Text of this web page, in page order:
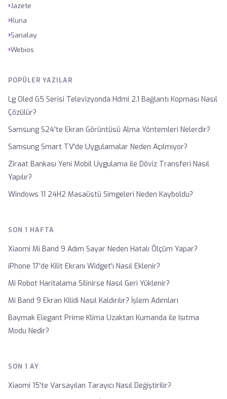
›Jazete
›Kuna
›Sanalay
›Webios
POPÜLER YAZILAR
Lg Oled G5 Serisi Televizyonda Hdmi 2.1 Bağlantı Kopması Nasıl
Çözülür?
Samsung S24'te Ekran Görüntüsü Alma Yöntemleri Nelerdir?
Samsung Smart TV'de Uygulamalar Neden Açılmıyor?
Ziraat Bankası Yeni Mobil Uygulama ile Döviz Transferi Nasıl
Yapılır?
Windows 11 24H2 Masaüstü Simgeleri Neden Kayboldu?
SON 1 HAFTA
Xiaomi Mi Band 9 Adım Sayar Neden Hatalı Ölçüm Yapar?
iPhone 17'de Kilit Ekranı Widget'ı Nasıl Eklenir?
Mi Robot Haritalama Silinirse Nasıl Geri Yüklenir?
Mi Band 9 Ekran Kilidi Nasıl Kaldırılır? İşlem Adımları
Baymak Elegant Prime Klima Uzaktan Kumanda ile Isıtma
Modu Nedir?
SON 1 AY
Xiaomi 15'te Varsayılan Tarayıcı Nasıl Değiştirilir?